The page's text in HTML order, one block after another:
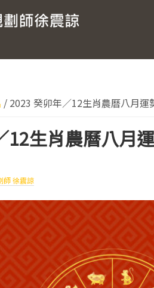
/ 2023 癸卯年／12生肖農曆八月運
12生肖農曆八月
師 徐震諒